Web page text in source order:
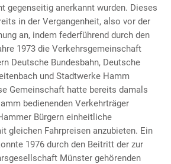
gegenseitig anerkannt wurden. Dieses
in der Vergangenheit, also vor der
an, indem federführend durch den
1973 die Verkehrsgemeinschaft
Deutsche Bundesbahn, Deutsche
und Stadtwerke Hamm
Gemeinschaft hatte bereits damals
bedienenden Verkehrträger
Bürgern einheitliche
gleichen Fahrpreisen anzubieten. Ein
1976 durch den Beitritt der zur
Münster gehörenden